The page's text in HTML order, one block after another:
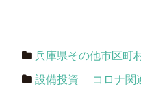
兵庫県その他市区町
設備投資 コロナ関